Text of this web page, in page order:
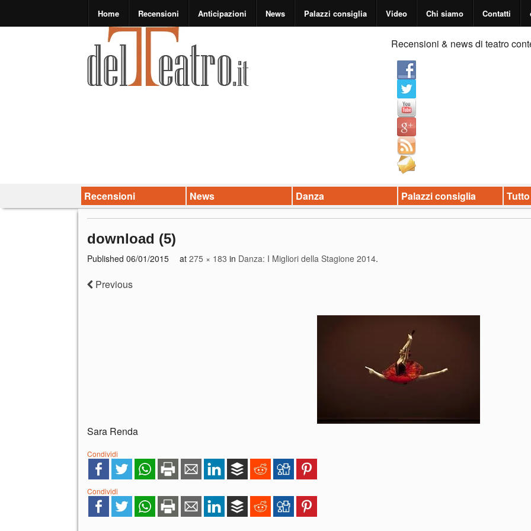
Home Recensioni Anticipazioni News Palazzi consiglia Video Chi siamo Contatti
Recensioni & news di teatro
Recensioni News Danza Palazzi consiglia
download (5)
Published 06/01/2015 at 275 × 183 in Danza: I Migliori della Stagione 2014.
Previous
Sara Renda
Condividi
Condividi